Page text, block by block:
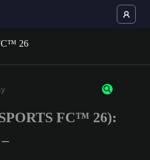
of 3 characters or numbers
FC™ 26):